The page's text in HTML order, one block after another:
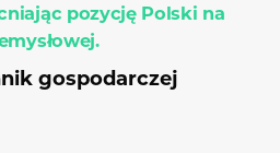
pozycję Polski na
gospodarczej